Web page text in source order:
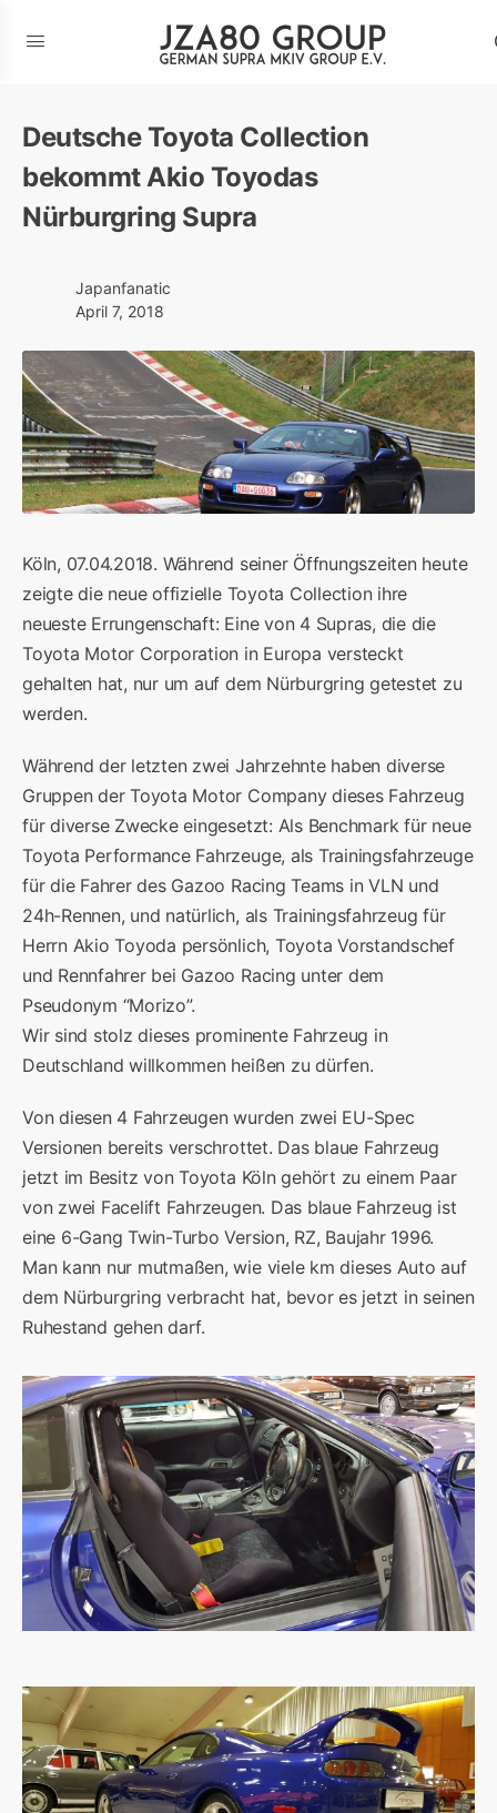
Deutsche Toyota Collection
bekommt Akio Toyodas
Nürburgring Supra
Japanfanatic
April 7, 2018
Köln, 07.04.2018. Während seiner Öffnungszeiten heute
zeigte die neue offizielle Toyota Collection ihre
neueste Errungenschaft: Eine von 4 Supras, die die
Toyota Motor Corporation in Europa versteckt
gehalten hat, nur um auf dem Nürburgring getestet zu
werden.
Während der letzten zwei Jahrzehnte haben diverse
Gruppen der Toyota Motor Company dieses Fahrzeug
für diverse Zwecke eingesetzt: Als Benchmark für neue
Toyota Performance Fahrzeuge, als Trainingsfahrzeuge
für die Fahrer des Gazoo Racing Teams in VLN und
24h-Rennen, und natürlich, als Trainingsfahrzeug für
Herrn Akio Toyoda persönlich, Toyota Vorstandschef
und Rennfahrer bei Gazoo Racing unter dem
Pseudonym “Morizo”.
Wir sind stolz dieses prominente Fahrzeug in
Deutschland willkommen heißen zu dürfen.
Von diesen 4 Fahrzeugen wurden zwei EU-Spec
Versionen bereits verschrottet. Das blaue Fahrzeug
jetzt im Besitz von Toyota Köln gehört zu einem Paar
von zwei Facelift Fahrzeugen. Das blaue Fahrzeug ist
eine 6-Gang Twin-Turbo Version, RZ, Baujahr 1996.
Man kann nur mutmaßen, wie viele km dieses Auto auf
dem Nürburgring verbracht hat, bevor es jetzt in seinen
Ruhestand gehen darf.